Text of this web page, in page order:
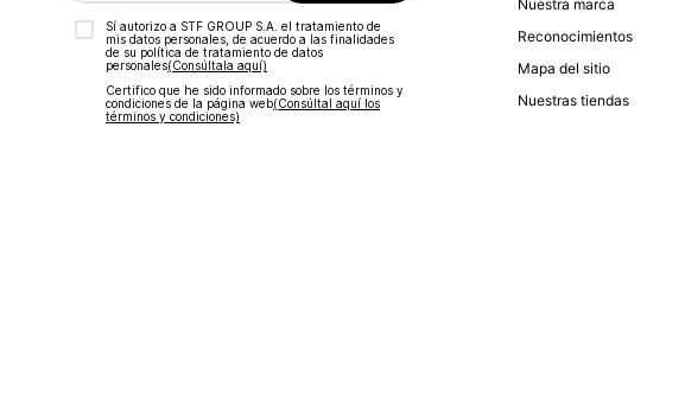
Sí autorizo a STF GROUP S.A. el tratamiento de
mis datos personales, de acuerdo a las finalidades
de su política de tratamiento de datos
personales‎(Consúltala aquí)
Certifico que he sido informado sobre los términos y
condiciones de la página web‎(Consúltal aquí los
términos y condiciones)
Nuestra marca
Reconocimientos
Mapa del sitio
Nuestras tiendas